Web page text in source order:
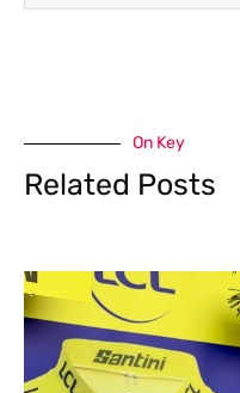
On Key
Related Posts